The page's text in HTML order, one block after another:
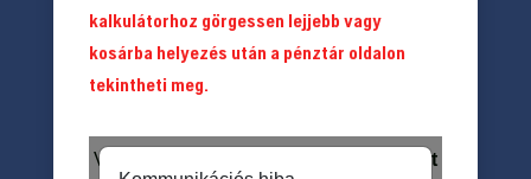
kalkulátorhoz görgessen lejjebb vagy
kosárba helyezés után a pénztár oldalon
tekintheti meg.